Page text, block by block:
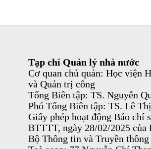
Tạp chí Quản lý nhà nước
Cơ quan chủ quản: Học viện
và Quản trị công
Tổng Biên tập: TS. Nguyễn
Phó Tổng Biên tập: TS. Lê
Giấy phép hoạt động Báo chí
BTTTT, ngày 28/02/2025 của
Bộ Thông tin và Truyền thông